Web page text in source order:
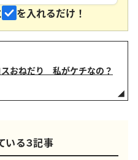
を入れるだけ！
おねだり 私がケチなの？
いる３記事